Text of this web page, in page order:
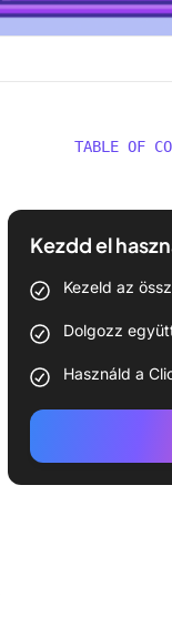
TABLE OF
Kezdd el
Kezeld az
Dolgozz
Használd a